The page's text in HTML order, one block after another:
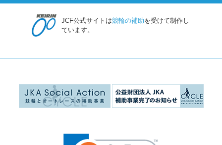
JCF公式サイトは競輪の補助を受けて制作し
ています。